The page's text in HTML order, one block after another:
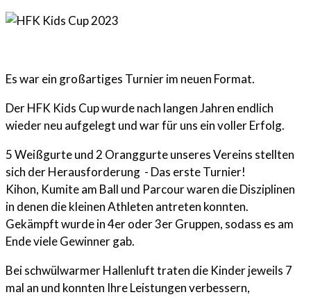
Es war ein großartiges Turnier im neuen Format.
Der HFK Kids Cup wurde nach langen Jahren endlich
wieder neu aufgelegt und war für uns ein voller Erfolg.
5 Weißgurte und 2 Oranggurte unseres Vereins stellten
sich der Herausforderung - Das erste Turnier!
Kihon, Kumite am Ball und Parcour waren die Disziplinen
in denen die kleinen Athleten antreten konnten.
Gekämpft wurde in 4er oder 3er Gruppen, sodass es am
Ende viele Gewinner gab.
Bei schwülwarmer Hallenluft traten die Kinder jeweils 7
mal an und konnten Ihre Leistungen verbessern,